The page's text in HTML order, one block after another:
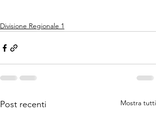
Divisione Regionale 1
Post recenti Mostra tutti